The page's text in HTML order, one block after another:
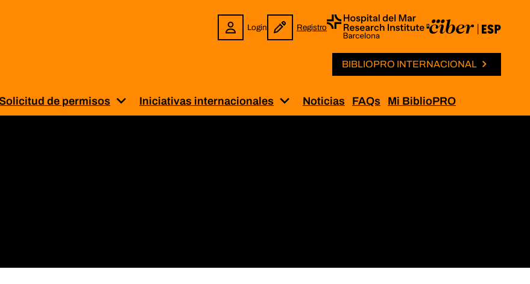
Login Registro
BIBLIOPRO INTERNACIONAL
para “Sobre BiblioPRO”
el submenú para “Servicios”
de permisos Muestra el submenú para “Solicitud de permisos”
Iniciativas internacionales Muestra el submenú para “Iniciativas
Noticias FAQs Mi BiblioPRO